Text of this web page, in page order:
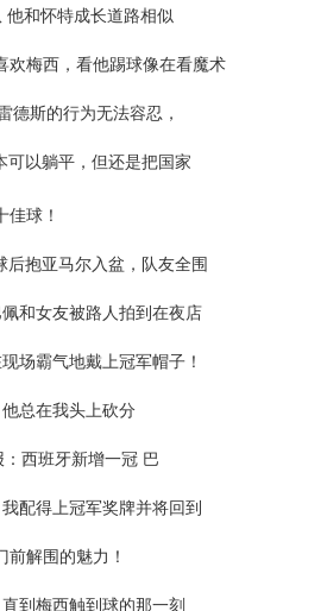
他和怀特成长道路相似
欢梅西，看他踢球像在看魔术
德斯的行为无法容忍，
可以躺平，但还是把国家
佳球！
后抱亚马尔入盆，队友全围
和女友被路人拍到在夜店
场霸气地戴上冠军帽子！
总在我头上砍分
西班牙新增一冠 巴
配得上冠军奖牌并将回到
前解围的魅力！
到梅西触到球的那一刻